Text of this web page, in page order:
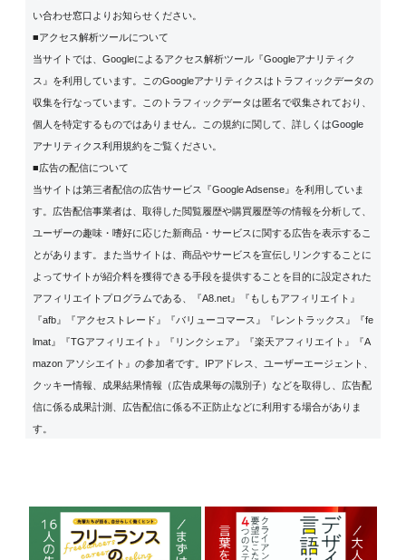
い合わせ窓口よりお知らせください。
■アクセス解析ツールについて
当サイトでは、Googleによるアクセス解析ツール『Googleアナリティク
ス』を利用しています。このGoogleアナリティクスはトラフィックデータの
収集を行なっています。このトラフィックデータは匿名で収集されており、
個人を特定するものではありません。この規約に関して、詳しくはGoogle
アナリティクス利用規約をご覧ください。
■広告の配信について
当サイトは第三者配信の広告サービス『Google Adsense』を利用していま
す。広告配信事業者は、取得した閲覧履歴や購買履歴等の情報を分析して、
ユーザーの趣味・嗜好に応じた新商品・サービスに関する広告を表示するこ
とがあります。また当サイトは、商品やサービスを宣伝しリンクすることに
よってサイトが紹介料を獲得できる手段を提供することを目的に設定された
アフィリエイトプログラムである、『A8.net』『もしもアフィリエイト』
『afb』『アクセストレード』『バリューコマース』『レントラックス』『fe
lmat』『TGアフィリエイト』『リンクシェア』『楽天アフィリエイト』『A
mazon アソシエイト』の参加者です。IPアドレス、ユーザーエージェント、
クッキー情報、成果結果情報（広告成果毎の識別子）などを取得し、広告配
信に係る成果計測、広告配信に係る不正防止などに利用する場合がありま
す。